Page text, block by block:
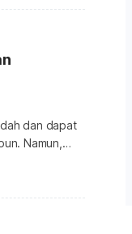
diri yang
dan dapat
Namun,
Apa
untuk
up adalah